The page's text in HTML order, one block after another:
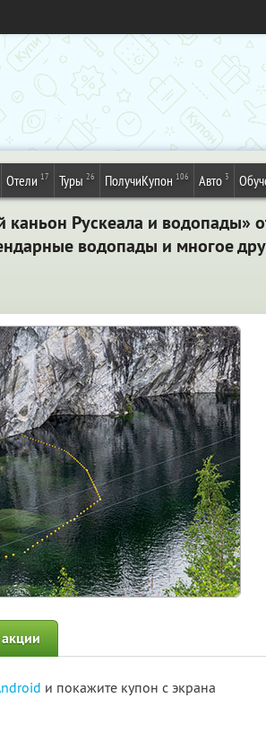
Отели 17 Туры 26 ПолучиКупон 106 Авто 3
Рускеала и водопады»
водопады и многое
и покажите купон с экрана